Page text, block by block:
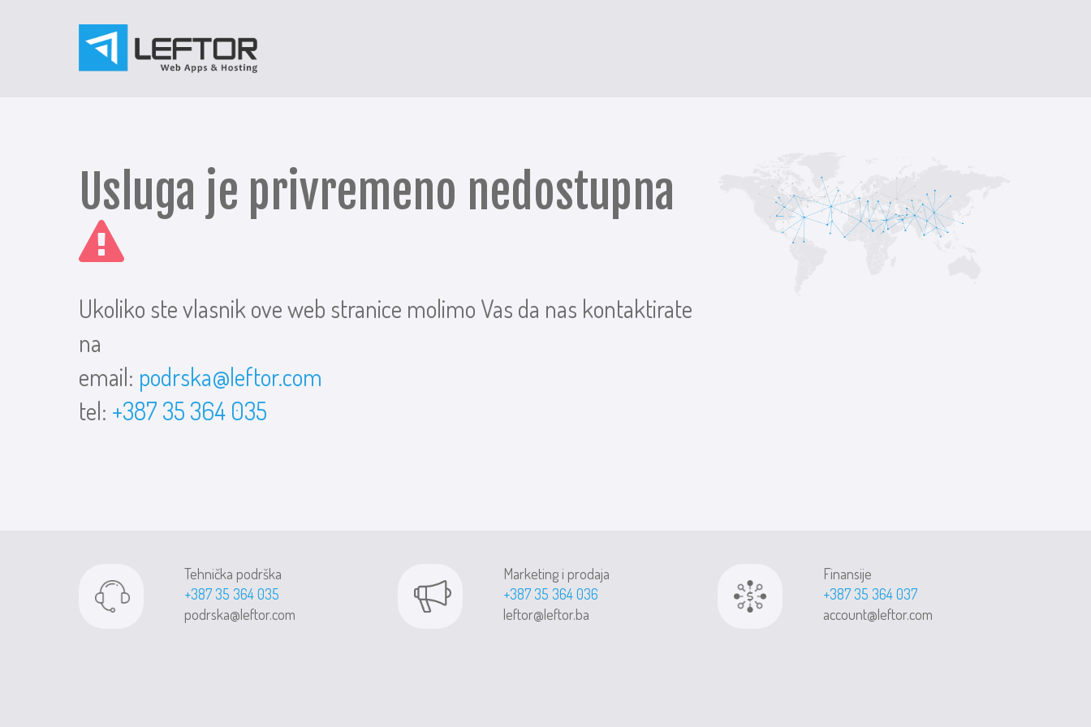
Usluga je privremeno nedostupna
Ukoliko ste vlasnik ove web stranice molimo Vas da nas kontaktirate
na
email: podrska@leftor.com
tel: +387 35 364 035
Tehnička podrška
+387 35 364 035
podrska@leftor.com
Marketing i prodaja
+387 35 364 036
leftor@leftor.ba
Finansije
+387 35 364 037
account@leftor.com